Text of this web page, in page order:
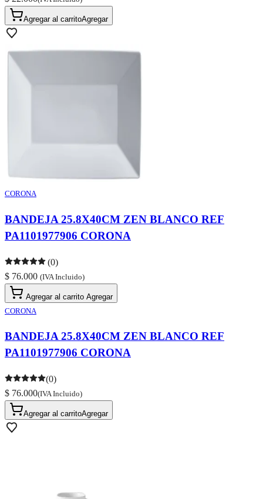
Agregar al carritoAgregar
CORONA
BANDEJA 25.8X40CM ZEN BLANCO REF
PA1101977906 CORONA
(0)
$ 76.000 (IVA Incluido)
Agregar al carrito Agregar
CORONA
BANDEJA 25.8X40CM ZEN BLANCO REF
PA1101977906 CORONA
(0)
$ 76.000(IVA Incluido)
Agregar al carritoAgregar